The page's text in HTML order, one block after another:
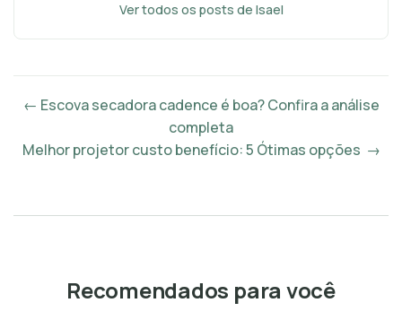
Ver todos os posts de Isael
← Escova secadora cadence é boa? Confira a análise
completa
Melhor projetor custo benefício: 5 Ótimas opções →
Recomendados para você